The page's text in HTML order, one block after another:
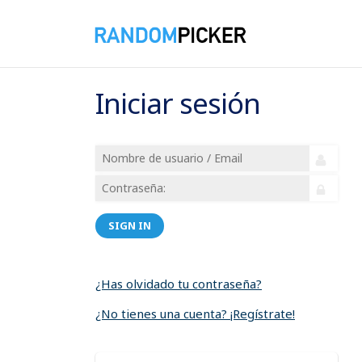
Iniciar sesión
SIGN IN
¿Has olvidado tu contraseña?
¿No tienes una cuenta? ¡Regístrate!